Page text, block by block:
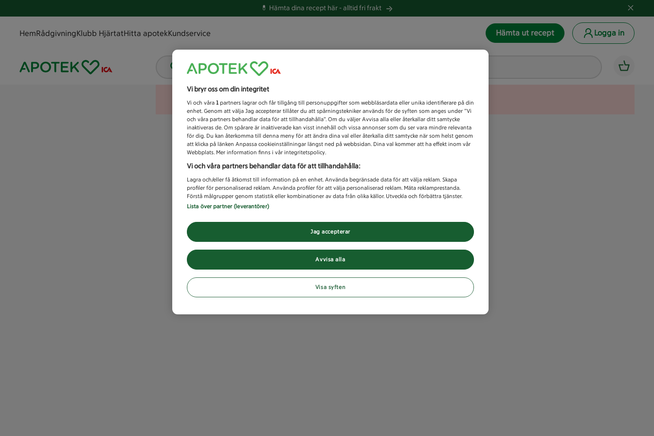
💊 Hämta dina recept här -alltid fri frakt
HemRådgivningKlubb HjärtatHitta apotekKundservice Hämta ut recept Logga in
Vad letar du efter idag?
Unknown error
Vi bryr oss om din integritet
Vi och våra 1 partners lagrar och får tillgång till personuppgifter som webbläsardata eller unika identifierare på din
enhet. Genom att välja Jag accepterar tillåter du att spårningstekniker används för de syften som anges under ”Vi
och våra partners behandlar data för att tillhandahålla”. Om du väljer Avvisa alla eller återkallar ditt samtycke
inaktiveras de. Om spårare är inaktiverade kan visst innehåll och vissa annonser som du ser vara mindre relevanta
för dig. Du kan återkomma till denna meny för att ändra dina val eller återkalla ditt samtycke när som helst genom
att klicka på länken Anpassa cookieinställningar längst ned på webbsidan. Dina val kommer att ha effekt inom vår
Webbplats. Mer information finns i vår integritetspolicy.
Vi och våra partners behandlar data för att tillhandahålla:
Lagra och/eller få åtkomst till information på en enhet. Använda begränsade data för att välja reklam. Skapa
profiler för personaliserad reklam. Använda profiler för att välja personaliserad reklam. Mäta reklamprestanda.
Förstå målgrupper genom statistik eller kombinationer av data från olika källor. Utveckla och förbättra tjänster.
Lista över partner (leverantörer)
Avvisa alla
Jag accepterar
Visa syften